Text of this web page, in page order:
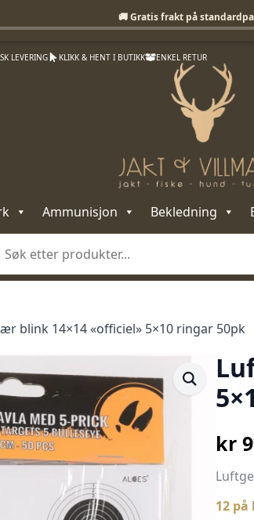
LEVERING KLIKK & HENT I BUTIKK ENKEL RETUR
Ammunisjon Bekledning
blink 14×14 «officiel» 5×10 ringar 50pk
kr
12 på
🚚 Gratis frakt på